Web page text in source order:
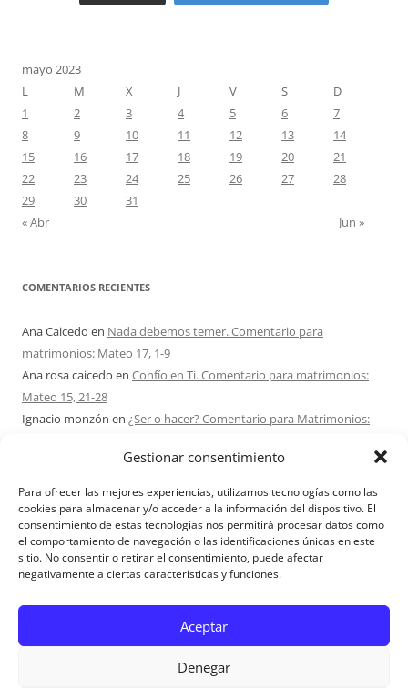
Gestionar consentimiento
Para ofrecer las mejores experiencias, utilizamos tecnologías como las
cookies para almacenar y/o acceder a la información del dispositivo. El
consentimiento de estas tecnologías nos permitirá procesar datos como
el comportamiento de navegación o las identificaciones únicas en este
sitio. No consentir o retirar el consentimiento, puede afectar
negativamente a ciertas características y funciones.
Aceptar
Denegar
mayo 2023
L
M X J V S
D
1
2 3 4 5 6
7
8
9 10 11 12 13
14
15
16 17 18 19 20
21
22
23 24 25 26 27
28
29
30
31
« Abr
Jun »
COMENTARIOS RECIENTES
Ana Caicedo en Nada debemos temer. Comentario para
matrimonios: Mateo 17, 1-9
Ana rosa caicedo en Confío en Ti. Comentario para matrimonios:
Mateo 15, 21-28
Ignacio monzón en ¿Ser o hacer? Comentario para Matrimonios:
Maria Asuncion Herrero Mendezen¿Ser o hacer? Comentario para
Matrimonios: Mateo 15, 1-2. 10-14
Sandra Karina SolomitaenRETIRO MATRIMONIOS BUENOS AIRES
7 – 9 AGOSTO 2026